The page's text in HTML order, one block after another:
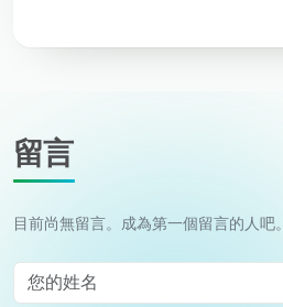
留言
目前尚無留言。成為第一個留言的人吧。
您的姓名